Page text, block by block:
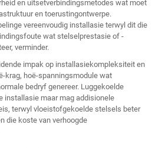
en uitsetverbindingsmetodes wat moet
en toerustingontwerpe.
vereenvoudig installasie terwyl dit die
wat stelselprestasie of -
verminder.
impak op installasiekompleksiteit en
krag, hoë-spanningsmodule wat
bedryf genereer. Luggekoelde
installasie maar mag addisionele
terwyl vloeistofgekoelde stelsels beter
die koste van verhoogde